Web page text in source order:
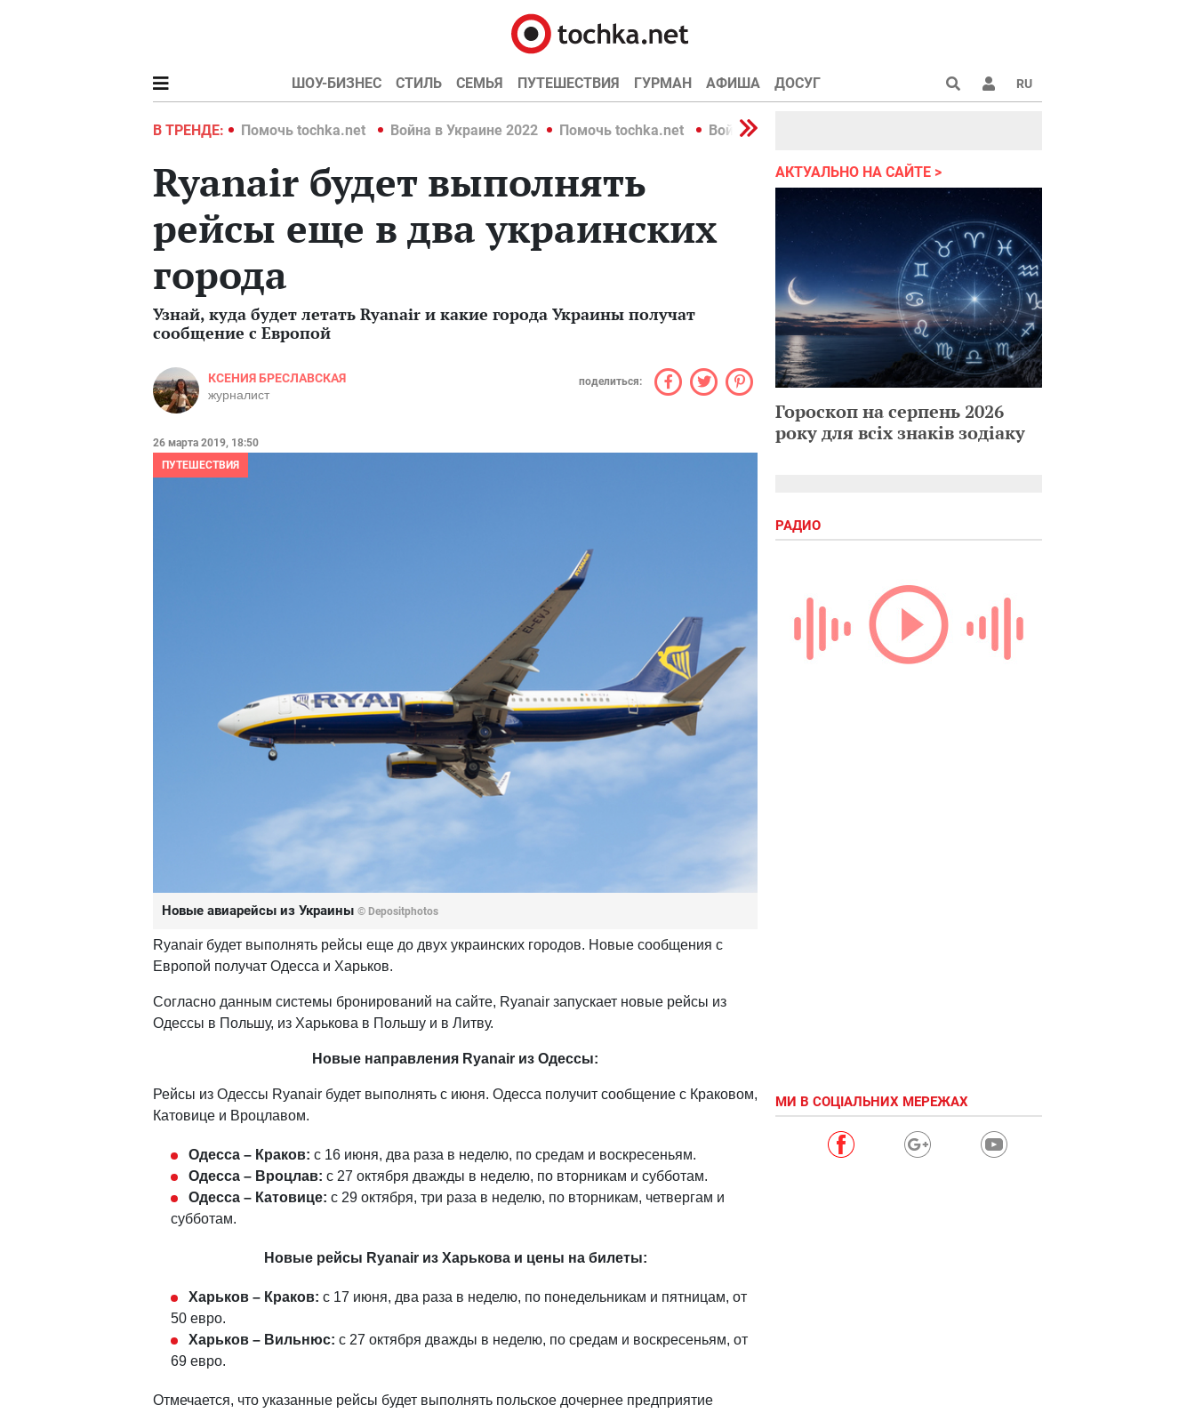
ШОУ-БИЗНЕС СТИЛЬ СЕМЬЯ ПУТЕШЕСТВИЯ ГУРМАН АФИША ДОСУГ RU
В ТРЕНДЕ:
Война в Украине 2022 Помочь tochka.net Война в Украине 2022 Помочь tochka.net Война в Украине 2022
Ryanair будет выполнять
рейсы еще в два украинских
города
Узнай, куда будет летать Ryanair и какие города Украины получат
сообщение с Европой
КСЕНИЯ БРЕСЛАВСКАЯ
журналист
поделиться:
26 марта 2019, 18:50
ПУТЕШЕСТВИЯ
Новые авиарейсы из Украины © Depositphotos
Ryanair будет выполнять рейсы еще до двух украинских городов. Новые сообщения с
Европой получат Одесса и Харьков.
Согласно данным системы бронирований на сайте, Ryanair запускает новые рейсы из
Одессы в Польшу, из Харькова в Польшу и в Литву.
Новые направления Ryanair из Одессы:
Рейсы из Одессы Ryanair будет выполнять с июня. Одесса получит сообщение с Краковом,
Катовице и Вроцлавом.
Одесса – Краков: с 16 июня, два раза в неделю, по средам и воскресеньям.
Одесса – Вроцлав: с 27 октября дважды в неделю, по вторникам и субботам.
Одесса – Катовице: с 29 октября, три раза в неделю, по вторникам, четвергам и
субботам.
Новые рейсы Ryanair из Харькова и цены на билеты:
Харьков – Краков: с 17 июня, два раза в неделю, по понедельникам и пятницам, от
50 евро.
Харьков – Вильнюс: с 27 октября дважды в неделю, по средам и воскресеньям, от
69 евро.
Отмечается, что указанные рейсы будет выполнять польское дочернее предприятие
АКТУАЛЬНО НА САЙТЕ
Гороскоп на серпень 2026
року для всіх знаків зодіаку
РАДИО
МИ В СОЦІАЛЬНИХ МЕРЕЖАХ